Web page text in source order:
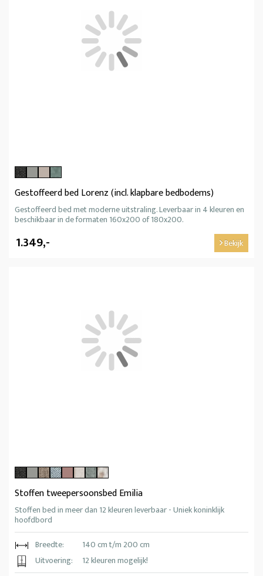
Gestoffeerd bed Lorenz (incl. klapbare bedbodems)
Gestoffeerd bed met moderne uitstraling. Leverbaar in 4 kleuren en
beschikbaar in de formaten 160x200 of 180x200.
1.349,- Bekijk
Stoffen tweepersoonsbed Emilia
Stoffen bed in meer dan 12 kleuren leverbaar - Uniek koninklijk
hoofdbord
Breedte:
140 cm t/m 200 cm
Uitvoering:
12 kleuren mogelijk!